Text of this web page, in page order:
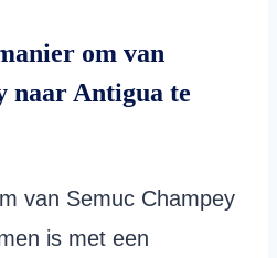
om van
naar Antigua te
van Semuc Champey
is met een